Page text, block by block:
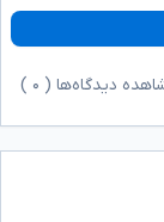
دیدگاه‌ها ( ۰